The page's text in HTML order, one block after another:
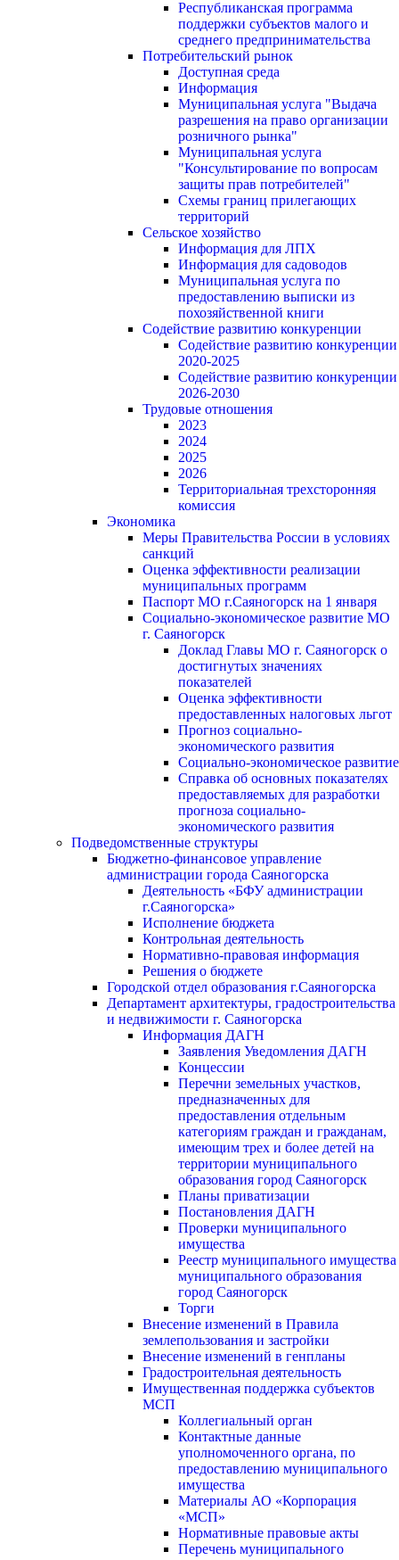
Республиканская программа
поддержки субъектов малого и
среднего предпринимательства
Потребительский рынок
Доступная среда
Информация
Муниципальная услуга "Выдача
разрешения на право организации
розничного рынка"
Муниципальная услуга
"Консультирование по вопросам
защиты прав потребителей"
Схемы границ прилегающих
территорий
Сельское хозяйство
Информация для ЛПХ
Информация для садоводов
Муниципальная услуга по
предоставлению выписки из
похозяйственной книги
Содействие развитию конкуренции
Содействие развитию конкуренции
2020-2025
Содействие развитию конкуренции
2026-2030
Трудовые отношения
2023
2024
2025
2026
Территориальная трехсторонняя
комиссия
Экономика
Меры Правительства России в условиях
санкций
Оценка эффективности реализации
муниципальных программ
Паспорт МО г.Саяногорск на 1 января
Социально-экономическое развитие МО
г. Саяногорск
Доклад Главы МО г. Саяногорск о
достигнутых значениях
показателей
Оценка эффективности
предоставленных налоговых льгот
Прогноз социально-
экономического развития
Социально-экономическое развитие
Справка об основных показателях
предоставляемых для разработки
прогноза социально-
экономического развития
Подведомственные структуры
Бюджетно-финансовое управление
администрации города Саяногорска
Деятельность «БФУ администрации
г.Саяногорска»
Исполнение бюджета
Контрольная деятельность
Нормативно-правовая информация
Решения о бюджете
Городской отдел образования г.Саяногорска
Департамент архитектуры, градостроительства
и недвижимости г. Саяногорска
Информация ДАГН
Заявления Уведомления ДАГН
Концессии
Перечни земельных участков,
предназначенных для
предоставления отдельным
категориям граждан и гражданам,
имеющим трех и более детей на
территории муниципального
образования город Саяногорск
Планы приватизации
Постановления ДАГН
Проверки муниципального
имущества
Реестр муниципального имущества
муниципального образования
город Саяногорск
Торги
Внесение изменений в Правила
землепользования и застройки
Внесение изменений в генпланы
Градостроительная деятельность
Имущественная поддержка субъектов
МСП
Коллегиальный орган
Контактные данные
уполномоченного органа, по
предоставлению муниципального
имущества
Материалы АО «Корпорация
«МСП»
Нормативные правовые акты
Перечень муниципального